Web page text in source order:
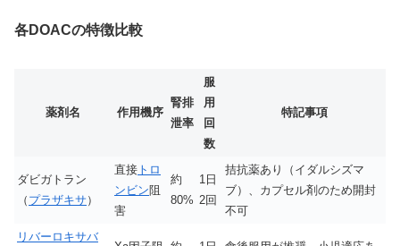
各DOACの特徴比較
薬剤名 作用機序
腎排
泄率
服
用
回
数
特記事項
ダビガトラン
（ プラザキサ）
直接 トロ
ンビン阻
害
約
80%
1日
2回
拮抗薬あり（イダルシズマ
ブ）、カプセル剤のため開封
不可
リバーロキサバ